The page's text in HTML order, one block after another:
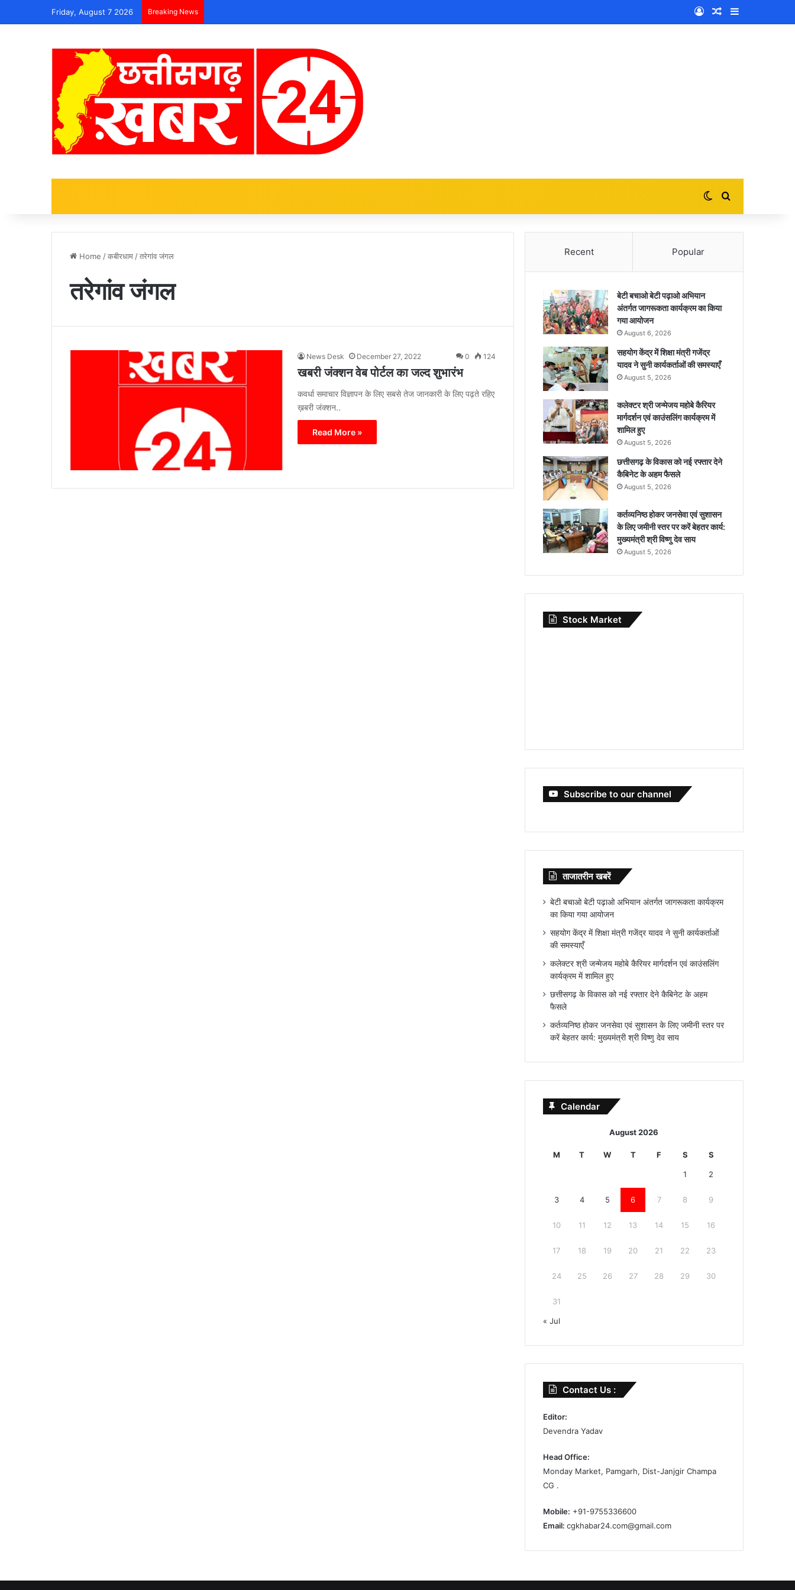
Friday, August 7 2026 Breaking News Log InRandom Article
Switch skin
Home /कबीरधाम /तरेगांव जंगल
तरेगांव जंगल
News Desk December 27, 2022 0 124
खबरी जंक्शन वेब पोर्टल का जल्द शुभारंभ
कवर्धा समाचार विज्ञापन के लिए सबसे तेज जानकारी के लिए पढ़ते रहिए
ख़बरी जंक्शन..
Read More »
Recent Popular
बेटी बचाओ बेटी पढ़ाओ अभियान
अंतर्गत जागरूकता कार्यक्रम का किया
गया आयोजन
August 6, 2026
सहयोग केंद्र में शिक्षा मंत्री गजेंद्र
यादव ने सुनी कार्यकर्ताओं की समस्याएँ
August 5, 2026
कलेक्टर श्री जन्मेजय महोबे कैरियर
मार्गदर्शन एवं काउंसलिंग कार्यक्रम में
शामिल हुए
August 5, 2026
छत्तीसगढ़ के विकास को नई रफ्तार देने
कैबिनेट के अहम फैसले
August 5, 2026
कर्तव्यनिष्ठ होकर जनसेवा एवं सुशासन
के लिए जमीनी स्तर पर करें बेहतर कार्य:
मुख्यमंत्री श्री विष्णु देव साय
August 5, 2026
Stock Market
Subscribe to our channel
ताजातरीन खबरें
बेटी बचाओ बेटी पढ़ाओ अभियान अंतर्गत जागरूकता कार्यक्रम
का किया गया आयोजन
सहयोग केंद्र में शिक्षा मंत्री गजेंद्र यादव ने सुनी कार्यकर्ताओं
की समस्याएँ
कलेक्टर श्री जन्मेजय महोबे कैरियर मार्गदर्शन एवं काउंसलिंग
कार्यक्रम में शामिल हुए
छत्तीसगढ़ के विकास को नई रफ्तार देने कैबिनेट के अहम
फैसले
कर्तव्यनिष्ठ होकर जनसेवा एवं सुशासन के लिए जमीनी स्तर पर
करें बेहतर कार्य: मुख्यमंत्री श्री विष्णु देव साय
Calendar
August 2026
M T W T F S S
1 2
3 4 5 6 7 8 9
10 11 12 13 14 15 16
17 18 19 20 21 22 23
24 25 26 27 28 29 30
31
« Jul
Contact Us :
Editor:
Devendra Yadav
Head Office:
Monday Market, Pamgarh, Dist-Janjgir Champa
CG .
Mobile: +91-9755336600
Email:cgkhabar24.com@gmail.com